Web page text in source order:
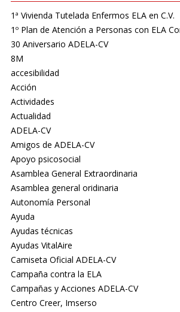
1ª Vivienda Tutelada Enfermos ELA en C.V.
1º Plan de Atención a Personas con ELA
30 Aniversario ADELA-CV
8M
accesibilidad
Acción
Actividades
Actualidad
ADELA-CV
Amigos de ADELA-CV
Apoyo psicosocial
Asamblea General Extraordinaria
Asamblea general oridinaria
Autonomía Personal
Ayuda
Ayudas técnicas
Ayudas VitalAire
Camiseta Oficial ADELA-CV
Campaña contra la ELA
Campañas y Acciones ADELA-CV
Centro Creer, Imserso